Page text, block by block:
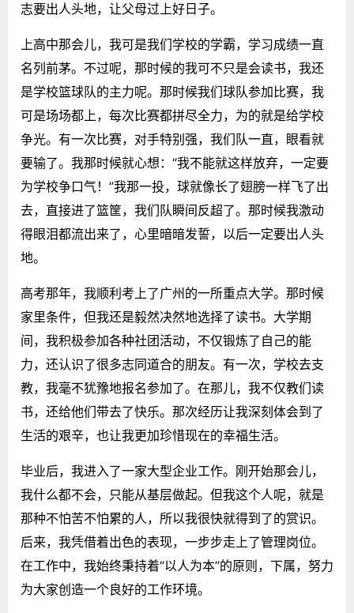
志要出人头地，让父母过上好日子。
上高中那会儿，我可是我们学校的学霸，学习成绩一直
名列前茅。不过呢，那时候的我可不只是会读书，我还
是学校篮球队的主力呢。那时候我们球队参加比赛，我
可是场场都上，每次比赛都拼尽全力，为的就是给学校
争光。有一次比赛，对手特别强，我们队一直，眼看就
要输了。我那时候就心想：“我不能就这样放弃，一定要
为学校争口气！”我那一投，球就像长了翅膀一样飞了出
去，直接进了篮筐，我们队瞬间反超了。那时候我激动
得眼泪都流出来了，心里暗暗发誓，以后一定要出人头
地。
高考那年，我顺利考上了广州的一所重点大学。那时候
家里条件，但我还是毅然决然地选择了读书。大学期
间，我积极参加各种社团活动，不仅锻炼了自己的能
力，还认识了很多志同道合的朋友。有一次，学校去支
教，我毫不犹豫地报名参加了。在那儿，我不仅教们读
书，还给他们带去了快乐。那次经历让我深刻体会到了
生活的艰辛，也让我更加珍惜现在的幸福生活。
毕业后，我进入了一家大型企业工作。刚开始那会儿，
我什么都不会，只能从基层做起。但我这个人呢，就是
那种不怕苦不怕累的人，所以我很快就得到了的赏识。
后来，我凭借着出色的表现，一步步走上了管理岗位。
在工作中，我始终秉持着“以人为本”的原则，下属，努力
为大家创造一个良好的工作环境。